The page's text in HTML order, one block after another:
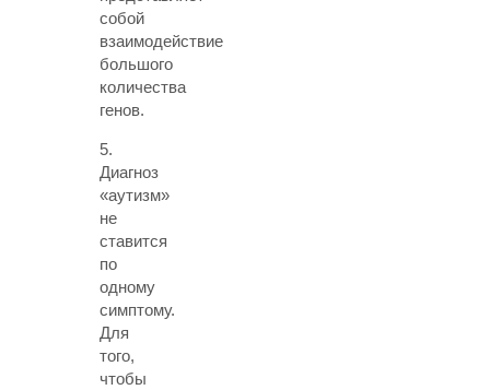
собой
взаимодействие
большого
количества
генов.
5.
Диагноз
«аутизм»
не
ставится
по
одному
симптому.
Для
того,
чтобы